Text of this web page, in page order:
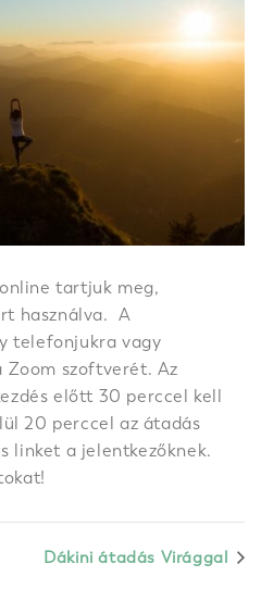
tartjuk meg,
használva. A
telefonjukra vagy
Zoom szoftverét. Az
előtt 30 perccel kell
20 perccel az átadás
linket a jelentkezőknek.
Dákini átadás Virággal